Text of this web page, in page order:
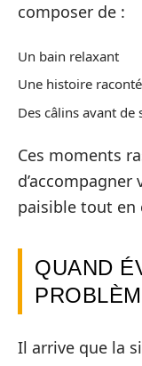
composer de :
Un bain relaxant
Une histoire
Des câlins avant de
Ces moments
paisible tout
QUAND
Il arrive que la